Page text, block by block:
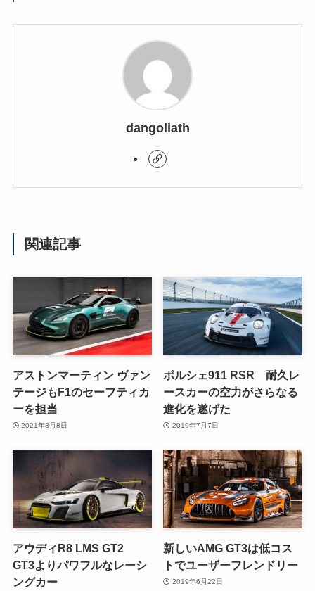
dangoliath
関連記事
アストンマーティン ヴァン
テージもF1のセーフティカ
ーを担当
2021年3月8日
ポルシェ911 RSR 耐久レ
ースカーの空力がさらなる
進化を遂げた
2019年7月7日
アウディR8 LMS GT2
GT3よりパワフルなレーシ
ングカー
新しいAMG GT3は低コス
トでユーザーフレンドリー
2019年6月22日